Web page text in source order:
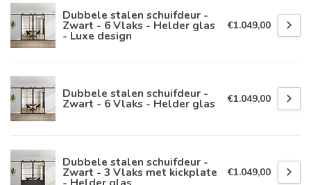
Dubbele stalen schuifdeur -
Zwart - 6 Vlaks - Helder glas
- Luxe design
€1.049,00
Dubbele stalen schuifdeur -
Zwart - 6 Vlaks - Helder glas €1.049,00
Dubbele stalen schuifdeur -
Zwart - 3 Vlaks met kickplate €1.049,00